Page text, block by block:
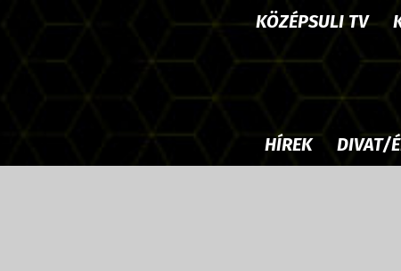
KÖZÉPSULI TV
HÍREK DIVAT/